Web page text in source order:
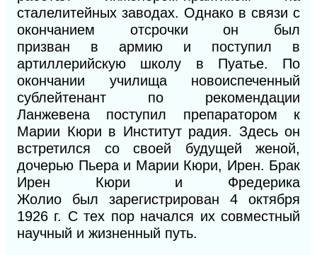
сталелитейных заводах. Однако в связи с
окончанием отсрочки он был
призван в армию и поступил в
артиллерийскую школу в Пуатье. По
окончании училища новоиспеченный
сублейтенант по рекомендации
Ланжевена поступил препаратором к
Марии Кюри в Институт радия. Здесь он
встретился со своей будущей женой,
дочерью Пьера и Марии Кюри, Ирен. Брак
Ирен Кюри и Фредерика
Жолио был зарегистрирован 4 октября
1926 г. Стех пор начался их совместный
научный и жизненный путь.